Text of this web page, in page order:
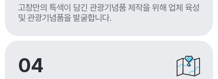
고창만의 특색이 담긴 관광기념품 제작을 위해 업체 육성
및 관광기념품을 발굴합니다.
04